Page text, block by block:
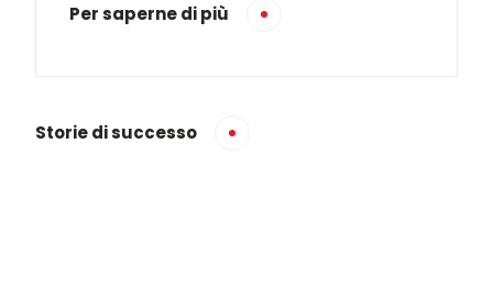
Per saperne di più
Storie di successo